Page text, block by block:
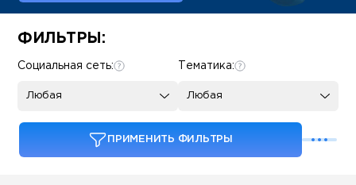
Some SEO Title
ФИЛЬТРЫ:
Тематика:
Любая
Социальная сеть:
Любая
ПРИМЕНИТЬ ФИЛЬТРЫ